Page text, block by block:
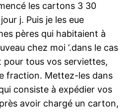
les cartons 3 30
j. Puis je les eue
pères qui habitaient à
chez moi ‘.dans le cas
pour tous vos serviettes,
fraction. Mettez-les dans
consiste à expédier vos
avoir chargé un carton,